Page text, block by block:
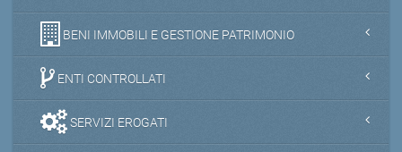
BENI IMMOBILI E GESTIONE PATRIMONIO
ENTI CONTROLLATI
SERVIZI EROGATI